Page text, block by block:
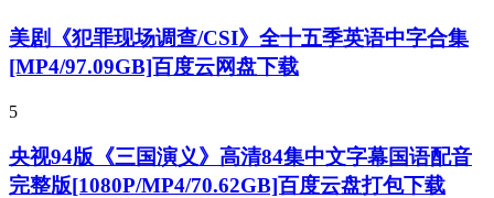
美剧《犯罪现场调查/CSI》全十五季英语中字合集
[MP4/97.09GB]百度云网盘下载
5
央视94版《三国演义》高清84集中文字幕国语配音
完整版[1080P/MP4/70.62GB]百度云盘打包下载